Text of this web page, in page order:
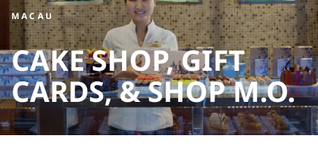
MACAU
CAKE SHOP, GIFT
CARDS, & SHOP M.O.